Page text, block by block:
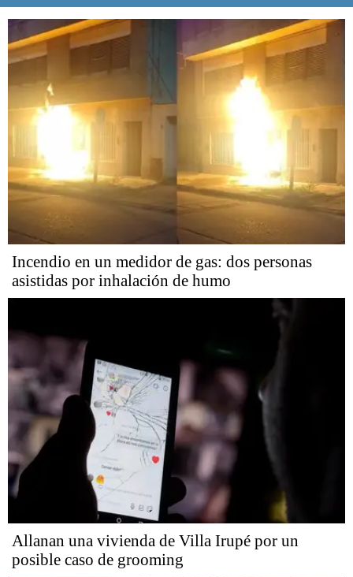
Incendio en un medidor de gas: dos personas
asistidas por inhalación de humo
Allanan una vivienda de Villa Irupé por un
posible caso de grooming